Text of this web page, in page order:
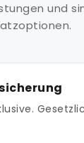
und